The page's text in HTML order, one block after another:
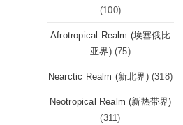
(100)
Afrotropical Realm (埃塞俄比
亚界) (75)
Nearctic Realm (新北界) (318)
Neotropical Realm (新热带界)
(311)